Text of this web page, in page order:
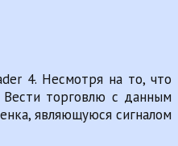
4. Несмотря на то, что
торговлю с данным
являющуюся сигналом